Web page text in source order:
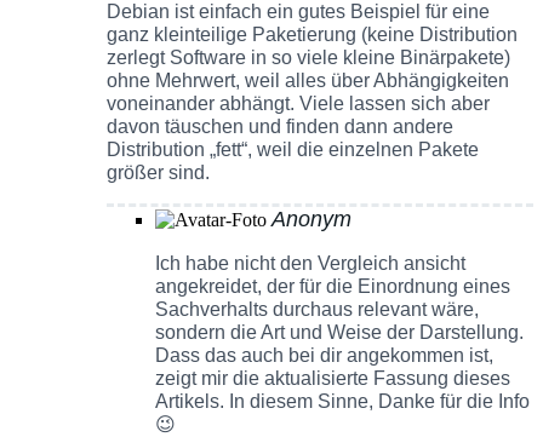
Debian ist einfach ein gutes Beispiel für eine
ganz kleinteilige Paketierung (keine Distribution
zerlegt Software in so viele kleine Binärpakete)
ohne Mehrwert, weil alles über Abhängigkeiten
voneinander abhängt. Viele lassen sich aber
davon täuschen und finden dann andere
Distribution „fett“, weil die einzelnen Pakete
größer sind.
Anonym
Ich habe nicht den Vergleich ansicht
angekreidet, der für die Einordnung eines
Sachverhalts durchaus relevant wäre,
sondern die Art und Weise der Darstellung.
Dass das auch bei dir angekommen ist,
zeigt mir die aktualisierte Fassung dieses
Artikels. In diesem Sinne, Danke für die Info
😉